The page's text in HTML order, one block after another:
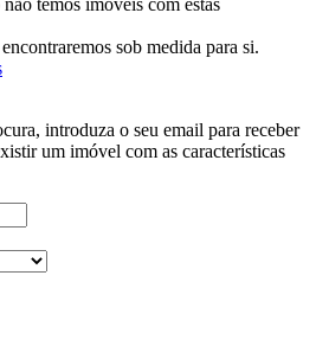
sob medida para si.
introduza o seu email para receber
um imóvel com as características